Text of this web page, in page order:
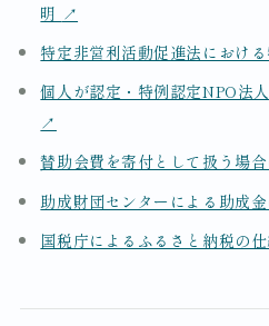
明 ↗
特定非営利活動促進法におけ
個人が認定・特例認定NPO法
↗
賛助会費を寄付として扱う場
助成財団センターによる助成
国税庁によるふるさと納税の